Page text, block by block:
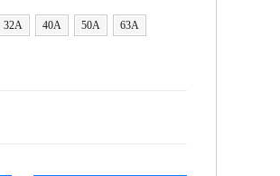
32A 40A 50A 63A